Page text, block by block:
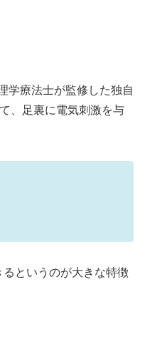
学療法士が監修した独自
、足裏に電気刺激を与
というのが大きな特徴